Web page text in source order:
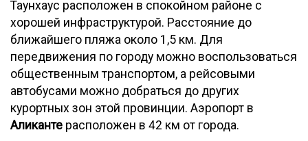
Таунхаус расположен в спокойном районе с
хорошей инфраструктурой. Расстояние до
ближайшего пляжа около 1,5 км. Для
передвижения по городу можно воспользоваться
общественным транспортом, а рейсовыми
автобусами можно добраться до других
курортных зон этой провинции. Аэропорт в
Аликанте расположен в 42 км от города.